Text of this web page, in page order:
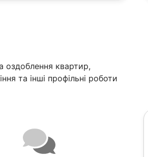
оздоблення квартир,
та інші профільні роботи